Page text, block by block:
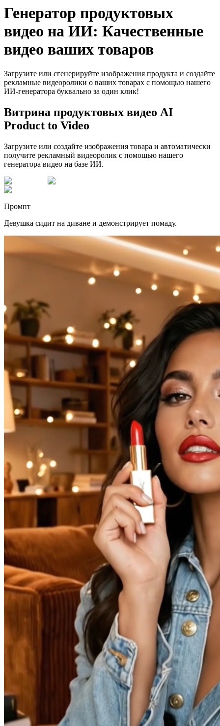
Генератор продуктовых
видео на ИИ: Качественные
видео ваших товаров
Загрузите или сгенерируйте изображения продукта и создайте
рекламные видеоролики о ваших товарах с помощью нашего
ИИ-генератора буквально за один клик!
Витрина продуктовых видео AI
Product to Video
Загрузите или создайте изображения товара и автоматически
получите рекламный видеоролик с помощью нашего
генератора видео на базе ИИ.
Промпт
Девушка сидит на диване и демонстрирует помаду.